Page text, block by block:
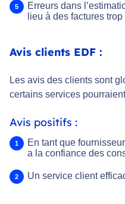
Erreurs dans
lieu à des factures
Avis clients EDF :
Les avis des clients sont
certains services
Avis positifs :
En tant que
a la confiance des
Un service client